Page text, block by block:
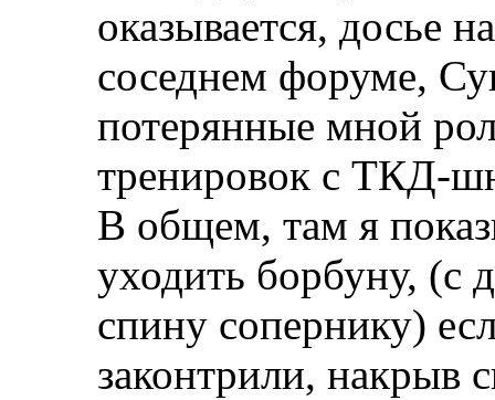
оказывается, досье
соседнем форуме,
потерянные мной
тренировок с ТКД-
В общем, там я
уходить борбуну, (с
спину сопернику)
законтрили, накрыв